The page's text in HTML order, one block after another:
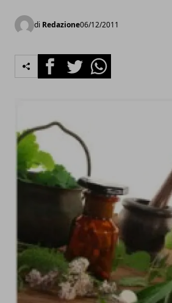
di Redazione06/12/2011
FacebookTwitterWhatsapp